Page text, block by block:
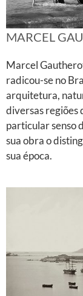
MARCEL
Marcel
radicou-se no
arquitetura,
diversas regiões
particular senso
sua obra o
sua época.